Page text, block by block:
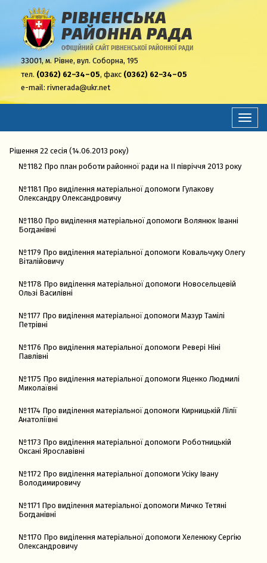
33001,м. Рівне, вул. Соборна, 195
тел. (0362) 62–34–05, факс (0362) 62–34–05
e-mail: rivnerada@ukr.net
Рішення 22 сесія (14.06.2013 року)
№1182 Про план роботи районної ради на ІІ півріччя 2013 року
№1181 Про виділення матеріальної допомоги Гулакову
Олександру Олександровичу
№1180 Про виділення матеріальної допомоги Волянюк Іванні
Богданівні
№1179 Про виділення матеріальної допомоги Ковальчуку Олегу
Віталійовичу
№1178 Про виділення матеріальної допомоги Новосельцевій
Ользі Василівні
№1177 Про виділення матеріальної допомоги Мазур Тамілі
Петрівні
№1176 Про виділення матеріальної допомоги Ревері Ніні
Павлівні
№1175 Про виділення матеріальної допомоги Яценко Людмилі
Миколаївні
№1174 Про виділення матеріальної допомоги Кирницькій Лілії
Анатоліївні
№1173 Про виділення матеріальної допомоги Роботницькій
Оксані Ярославівні
№1172 Про виділення матеріальної допомоги Усіку Івану
Володимировичу
№1171 Про виділення матеріальної допомоги Мичко Тетяні
Богданівні
№1170 Про виділення матеріальної допомоги Хеленюку Сергію
Олександровичу